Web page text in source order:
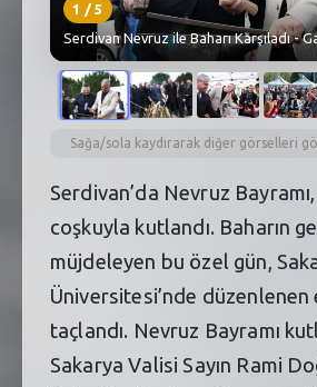
1 /5
Serdivan Nevruz ile Baharı Karşıladı -
Sağa/sola kaydırarak diğer görselleri
Serdivan’da Nevruz
coşkuyla kutlandı. Baharın
müjdeleyen bu özel gün,
Üniversitesi’nde
taçlandı. Nevruz Bayramı
Sakarya Valisi Sayın Rami
PARKLAR
PAZAR YERLERI
ATIK YÖNETIM
PLANETARYUM